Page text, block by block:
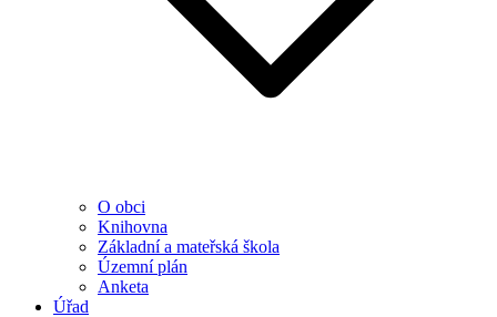
O obci
Knihovna
Základní a mateřská škola
Územní plán
Anketa
Úřad